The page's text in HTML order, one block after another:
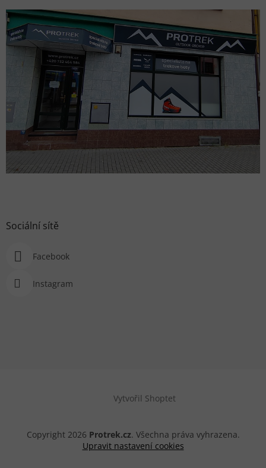
Sociální sítě
Facebook
Instagram
Vytvořil Shoptet
Copyright 2026 Protrek.cz. Všechna práva vyhrazena.
Upravit nastavení cookies